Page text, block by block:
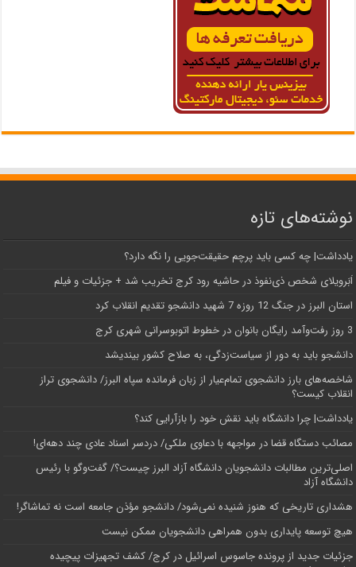
نوشته‌های تازه
یادداشت| ‌چه کسی باید پرچم حقیقت‌جویی را نگه دارد؟
اَبَر‌ویلای شخص ذی‌نفوذ در حاشیه‌ رود کرج تخریب شد + جزئیات و فیلم
استان البرز در جنگ 12 روزه 7 شهید دانشجو تقدیم انقلاب کرد
3 روز رفت‌وآمد رایگان بانوان در خطوط اتوبوسرانی شهری کرج
دانشجو باید به دور از سیاست‌زدگی، به صلاح کشور بیندیشد
شاخصه‌های بارز دانشجوی تمام‌عیار از زبان فرمانده سپاه البرز/ دانشجوی تراز
انقلاب کیست؟
یادداشت| چرا دانشگاه باید نقش خود را بازآرایی کند؟
مصائب دستگاه قضا در مواجهه با دعاوی ملکی/ دردسر اسناد عادی چند‌ دهه‌ای!
اصلی‌ترین مطالبات دانشجویان دانشگاه آزاد البرز چیست؟/ گفت‌وگو با رئیس
دانشگاه آز‌اد
هشداری تاریخی که هنوز شنیده نمی‌شود/ دانشجو مؤذن جامعه است نه تماشاگر!
هیچ توسعه پایداری بدون همراهی دانشجویان ممکن نیست
جزئیات جدید از پرونده جاسوس اسرائیل در کرج/‌ کشف تجهیزات پیچیده